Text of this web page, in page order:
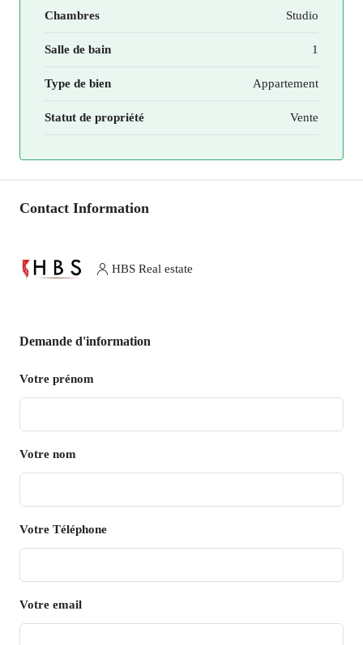
Chambres Studio
Salle de bain 1
Type de bien Appartement
Statut de propriété Vente
Contact Information
HBS Real estate
Demande d'information
Votre prénom
Votre nom
Votre Téléphone
Votre email